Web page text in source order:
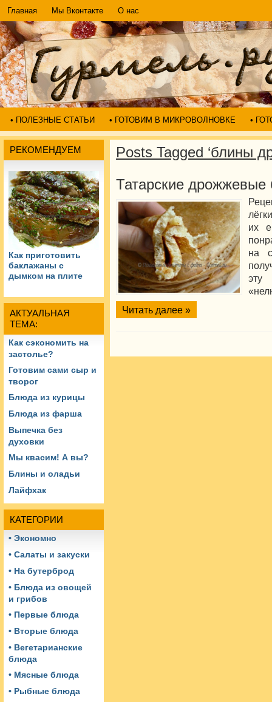
Главная Мы Вконтакте О нас
• ПОЛЕЗНЫЕ СТАТЬИ • ГОТОВИМ В МИКРОВОЛНОВКЕ •
РЕКОМЕНДУЕМ
Как приготовить
баклажаны с
дымком на плите
АКТУАЛЬНАЯ
ТЕМА:
Как сэкономить на
застолье?
Готовим сами сыр и
творог
Блюда из курицы
Блюда из фарша
Выпечка без
духовки
Мы квасим! А вы?
Блины и оладьи
Лайфхак
КАТЕГОРИИ
• Экономно
• Салаты и закуски
• На бутерброд
• Блюда из овощей
и грибов
• Первые блюда
• Вторые блюда
• Вегетарианские
блюда
• Мясные блюда
• Рыбные блюда
Posts Tagged ‘блины
Татарские дрожжевые
их
на
эту
Читать далее »